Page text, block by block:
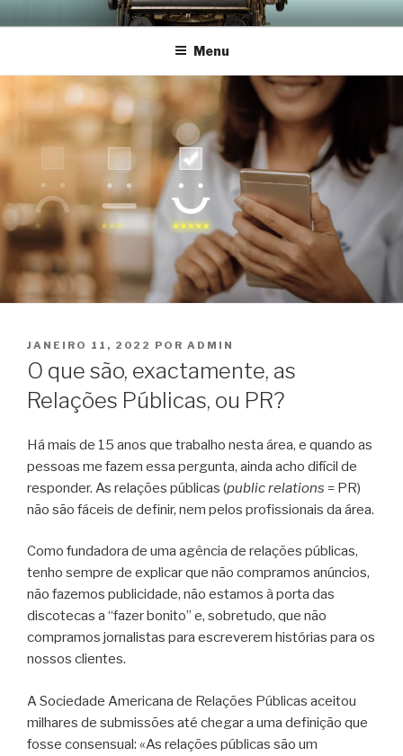
para
conteúdo
SUIT PR
Menu
PUBLICADO
EM
JANEIRO 11, 2022 POR ADMIN
O que são, exactamente, as
Relações Públicas, ou PR?
Há mais de 15 anos que trabalho nesta área, e quando as
pessoas me fazem essa pergunta, ainda acho difícil de
responder. As relações públicas (public relations = PR)
não são fáceis de definir, nem pelos profissionais da área.
Como fundadora de uma agência de relações públicas,
tenho sempre de explicar que não compramos anúncios,
não fazemos publicidade, não estamos à porta das
discotecas a “fazer bonito” e, sobretudo, que não
compramos jornalistas para escreverem histórias para os
nossos clientes.
A Sociedade Americana de Relações Públicas aceitou
milhares de submissões até chegar a uma definição que
fosse consensual: «As relações públicas são um